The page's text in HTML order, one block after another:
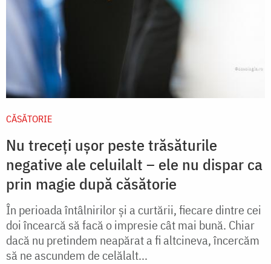
CĂSĂTORIE
Nu treceți ușor peste trăsăturile
negative ale celuilalt – ele nu dispar ca
prin magie după căsătorie
În perioada întâlnirilor şi a curtării, fiecare dintre cei
doi încearcă să facă o impresie cât mai bună. Chiar
dacă nu pretindem neapărat a fi altcineva, încercăm
să ne ascundem de celălalt...